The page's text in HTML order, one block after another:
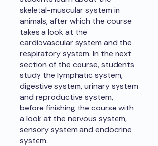
skeletal-muscular system in
animals, after which the course
takes a look at the
cardiovascular system and the
respiratory system. In the next
section of the course, students
study the lymphatic system,
digestive system, urinary system
and reproductive system,
before finishing the course with
a look at the nervous system,
sensory system and endocrine
system.